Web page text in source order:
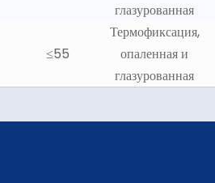
глазурованная
≤55
Термофиксация,
опаленная и
глазурованная